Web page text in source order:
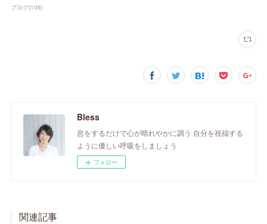
ブログ(106)
Bless
息をするだけで心が晴れやかに調う 自分を祝福する
ように優しい呼吸をしましょう
フォロー
関連記事